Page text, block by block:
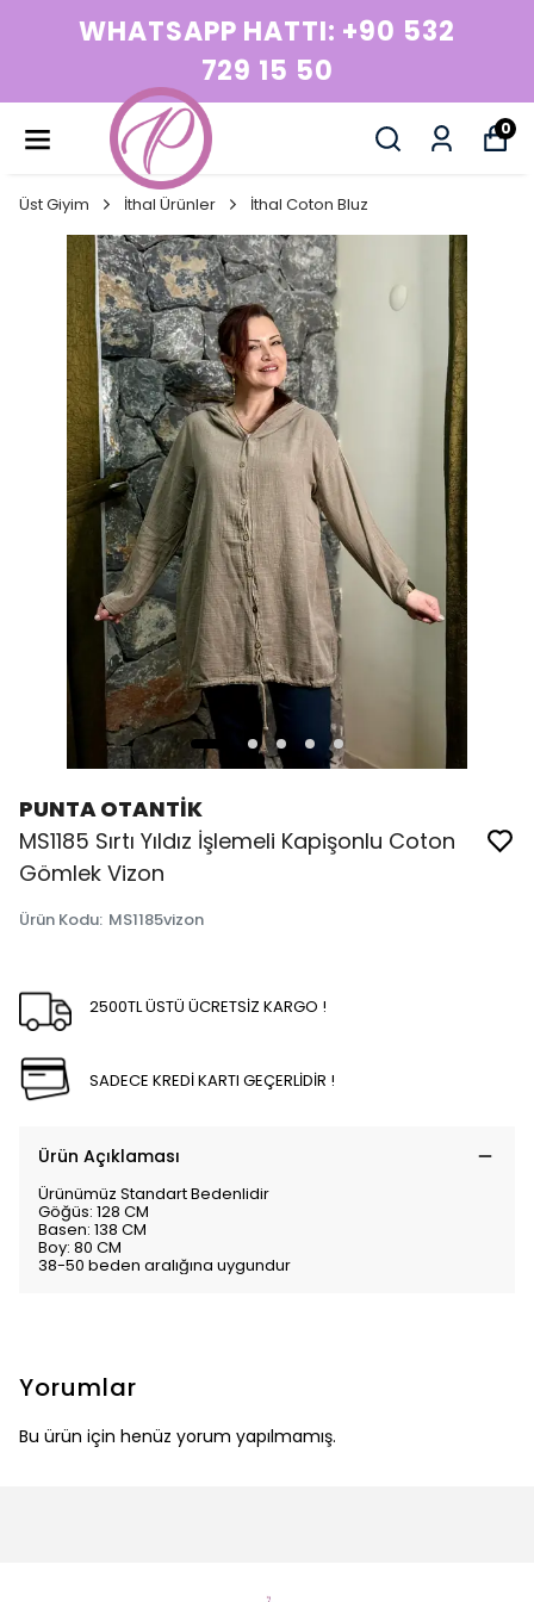
WHATSAPP HATTI: +90 532
729 15 50
0
Üst Giyim İthal Ürünler İthal Coton Bluz
PUNTA OTANTİK
MS1185 Sırtı Yıldız İşlemeli Kapişonlu Coton
Gömlek Vizon
Ürün Kodu: MS1185vizon
2500TL ÜSTÜ ÜCRETSİZ KARGO !
SADECE KREDİ KARTI GEÇERLİDİR !
Ürün Açıklaması
Ürünümüz Standart Bedenlidir
Göğüs: 128 CM
Basen: 138 CM
Boy: 80 CM
38-50 beden aralığına uygundur
Yorumlar
Bu ürün için henüz yorum yapılmamış.